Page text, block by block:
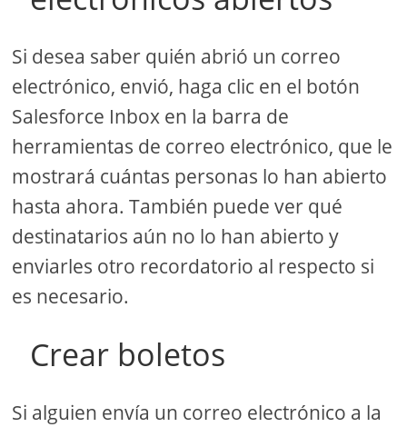
Si desea saber quién abrió un correo
electrónico, envió, haga clic en el botón
Salesforce Inbox en la barra de
herramientas de correo electrónico, que le
mostrará cuántas personas lo han abierto
hasta ahora. También puede ver qué
destinatarios aún no lo han abierto y
enviarles otro recordatorio al respecto si
es necesario.
Crear boletos
Si alguien envía un correo electrónico a la